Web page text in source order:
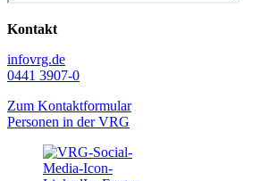
Kontakt
infovrg.de
0441 3907-0
Zum Kontaktformular
Personen in der VRG